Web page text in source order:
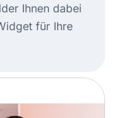
Ihnen dabei
für Ihre